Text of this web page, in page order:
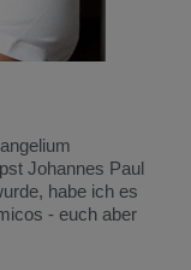
Johannes Paul
habe ich es
- euch aber